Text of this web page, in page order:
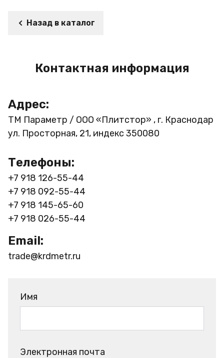
Назад в каталог
Контактная информация
Адрес:
ТМ Параметр / ООО «Плитстор» , г. Краснодар
ул. Просторная, 21, индекс 350080
Телефоны:
+7 918 126-55-44
+7 918 092-55-44
+7 918 145-65-60
+7 918 026-55-44
Email:
trade@krdmetr.ru
Имя
Электронная почта